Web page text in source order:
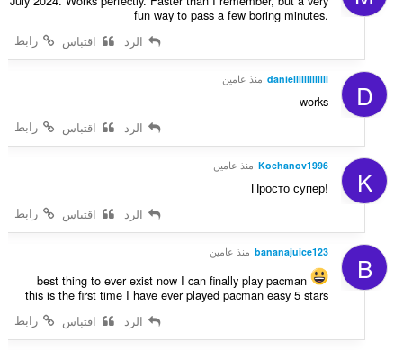
fun way to pass a few boring minutes.
رابط
الرد اقتباس
D
danielllllllllllll منذ عامين
works
رابط
الرد اقتباس
K
Kochanov1996 منذ عامين
Просто супер!
رابط
الرد اقتباس
B
bananajuice123 منذ عامين
best thing to ever exist now I can finally play pacman
this is the first time I have ever played pacman easy 5 stars
رابط
الرد اقتباس